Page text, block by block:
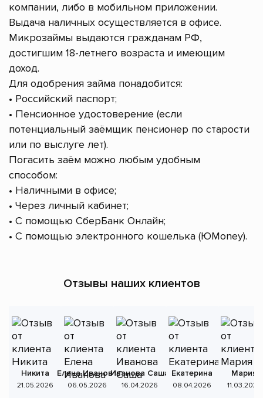
компании, либо в мобильном приложении.
Выдача наличных осуществляется в офисе.
Микрозаймы выдаются гражданам РФ,
достигшим 18-летнего возраста и имеющим
доход.
Для одобрения займа понадобится:
• Российский паспорт;
• Пенсионное удостоверение (если
потенциальный заёмщик пенсионер по старости
или по выслуге лет).
Погасить заём можно любым удобным
способом:
• Наличными в офисе;
• Через личный кабинет;
• С помощью СберБанк Онлайн;
• С помощью электронного кошелька (ЮMoney).
Отзывы наших клиентов
Никита
21.05.2026
Елена Иванова
06.05.2026
Иванова Саша
16.04.2026
Екатерина
08.04.2026
Мария
11.03.2026